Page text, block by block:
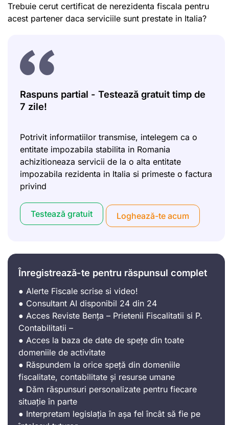
Trebuie cerut certificat de nerezidenta fiscala pentru
acest partener daca serviciile sunt prestate in Italia?
Raspuns partial - Testează gratuit timp de
7 zile!
Potrivit informatiilor transmise, intelegem ca o
entitate impozabila stabilita in Romania
achizitioneaza servicii de la o alta entitate
impozabila rezidenta in Italia si primeste o factura
privind
Testează gratuit Loghează-te acum
Înregistrează-te pentru răspunsul complet
● Alerte Fiscale scrise si video!
● Consultant AI disponibil 24 din 24
● Acces Reviste Bența – Prietenii Fiscalitatii si P.
Contabilitatii –
● Acces la baza de date de spețe din toate
domeniile de activitate
● Răspundem la orice speță din domeniile
fiscalitate, contabilitate și resurse umane
● Dăm răspunsuri personalizate pentru fiecare
situație în parte
● Interpretam legislația în așa fel încât să fie pe